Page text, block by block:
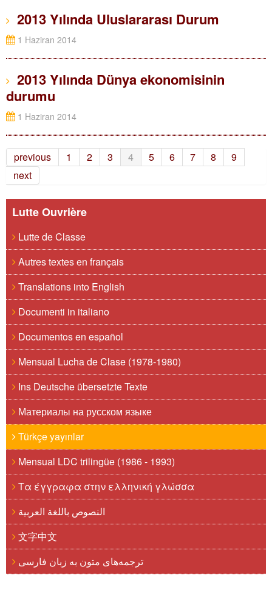
2013 Yılında Uluslararası Durum
1 Haziran 2014
2013 Yılında Dünya ekonomisinin
durumu
1 Haziran 2014
previous 1 2 3 4 5 6 7 8
9
next
Lutte Ouvrière
Lutte de Classe
Autres textes en français
Translations into English
Documenti in italiano
Documentos en español
Mensual Lucha de Clase (1978-1980)
Ins Deutsche übersetzte Texte
Материалы на русском языке
Türkçe yayınlar
Mensual LDC trilingüe (1986 - 1993)
Τα έγγραφα στην ελληνική γλώσσα
النصوص باللغة العربية
文字中文
ترجمه‌های متون به زبان فارسی